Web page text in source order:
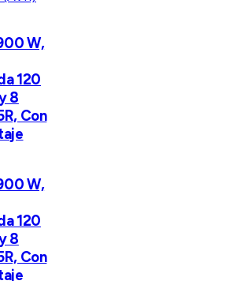
W,
120
8
Con
W,
120
8
Con